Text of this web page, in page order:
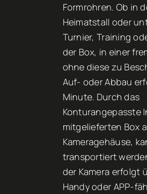
Formrohren. Ob in
Heimatstall oder
Turnier, Training
der Box, in einer
ohne diese zu
Auf- oder Abbau
Minute. Durch das
Konturangepasste
mitgelieferten Box
Kameragehäuse,
transportiert
der Kamera erfolgt
Handy oder APP-